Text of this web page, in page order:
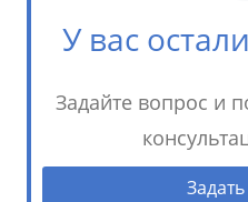
У вас
Задайте вопрос и